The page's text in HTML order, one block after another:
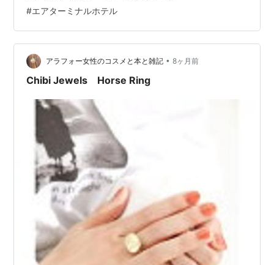
道お越しの際に観光スポットの１つとしてご検討くださ
い、 エアターミナルホテル
#エアターミナルホテル
アラフォー女性のコスメと本と雑記 • 8ヶ月前
Chibi Jewels Horse Ring